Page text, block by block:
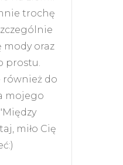
trochę
mody oraz
prostu.
również do
mojego
miło Cię